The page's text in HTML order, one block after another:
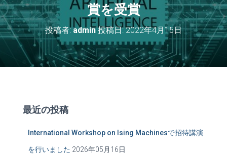
ン
を
切
り
替
え
賞を受賞
投稿者:admin投稿日:2022年4月15日
最近の投稿
International Workshop on Ising Machinesで招待講演
を行いました 2026年05月16日